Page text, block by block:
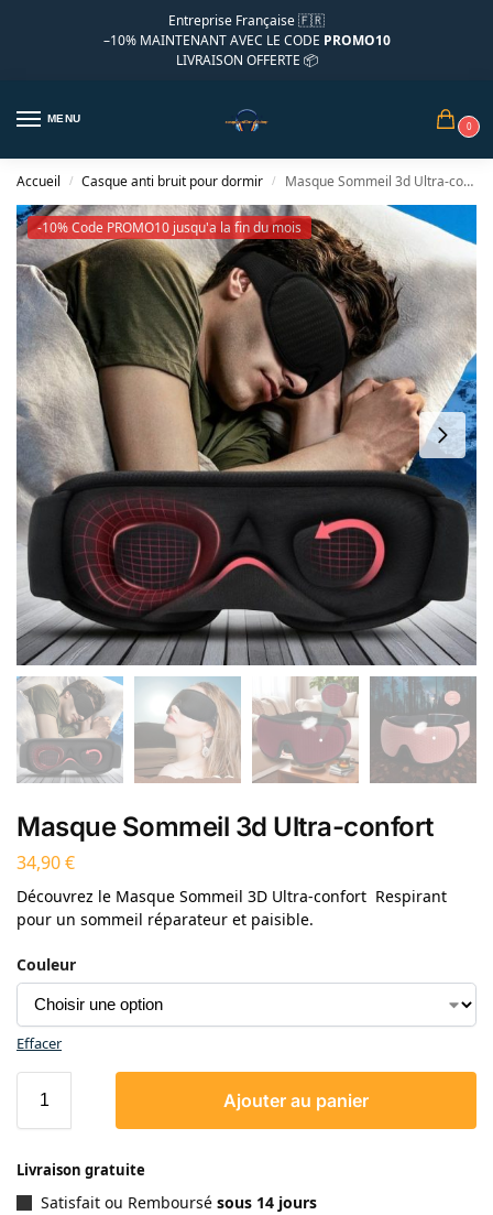
Entreprise Française 🇫🇷
–10% MAINTENANT AVEC LE CODE PROMO10
LIVRAISON OFFERTE 📦
MENU
0
Accueil / Casque anti bruit pour dormir / Masque Sommeil 3d Ultra-confort
-10% Code PROMO10 jusqu'a la fin du mois
Masque Sommeil 3d Ultra-confort
34,90€
Découvrez le Masque Sommeil 3D Ultra-confort Respirant
pour un sommeil réparateur et paisible.
Couleur
Effacer
Ajouter au panier
Livraison gratuite
Satisfait ou Remboursé sous 14 jours